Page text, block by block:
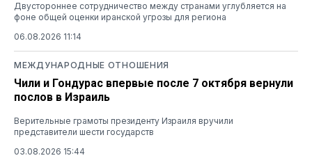
Двустороннее сотрудничество между странами углубляется на
фоне общей оценки иранской угрозы для региона
06.08.2026 11:14
МЕЖДУНАРОДНЫЕ ОТНОШЕНИЯ
Чили и Гондурас впервые после 7 октября вернули
послов в Израиль
Верительные грамоты президенту Израиля вручили
представители шести государств
03.08.2026 15:44